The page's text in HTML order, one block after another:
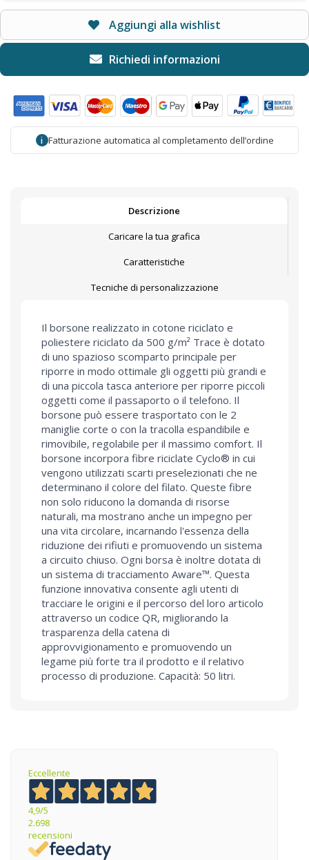
Aggiungi alla wishlist
i Fatturazione automatica al completamento dell’ordine
Descrizione
Caricare la tua grafica
Caratteristiche
Tecniche di personalizzazione
Il borsone realizzato in cotone riciclato e
poliestere riciclato da 500 g/m² Trace è dotato
di uno spazioso scomparto principale per
riporre in modo ottimale gli oggetti più grandi e
di una piccola tasca anteriore per riporre piccoli
oggetti come il passaporto o il telefono. Il
borsone può essere trasportato con le 2
maniglie corte o con la tracolla espandibile e
rimovibile, regolabile per il massimo comfort. Il
borsone incorpora fibre riciclate Cyclo® in cui
vengono utilizzati scarti preselezionati che ne
determinano il colore del filato. Queste fibre
non solo riducono la domanda di risorse
naturali, ma mostrano anche un impegno per
una vita circolare, incarnando l'essenza della
riduzione dei rifiuti e promuovendo un sistema
a circuito chiuso. Ogni borsa è inoltre dotata di
un sistema di tracciamento Aware™. Questa
funzione innovativa consente agli utenti di
tracciare le origini e il percorso del loro articolo
attraverso un codice QR, migliorando la
trasparenza della catena di
approvvigionamento e promuovendo un
legame più forte tra il prodotto e il relativo
processo di produzione. Capacità: 50 litri.
Eccellente
4,9/5
2.698
recensioni